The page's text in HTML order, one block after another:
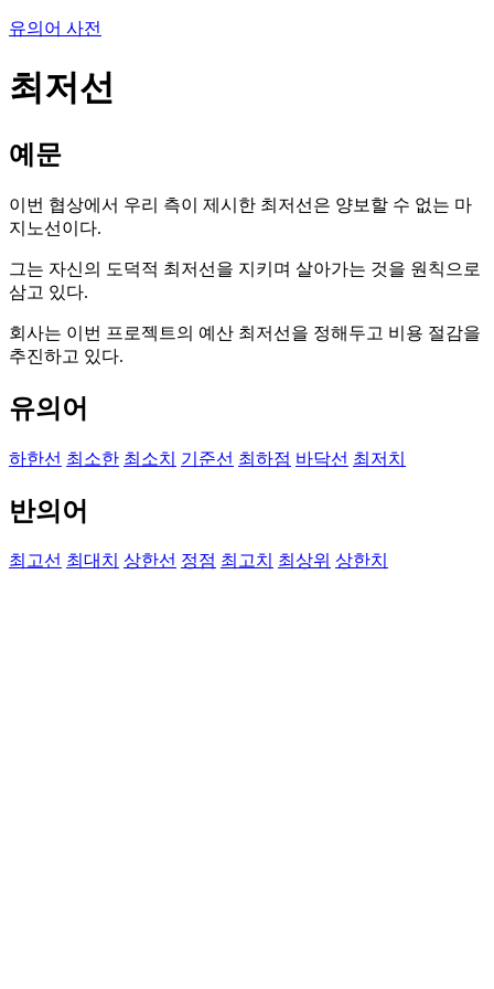
유의어 사전
최저선
예문
이번 협상에서 우리 측이 제시한 최저선은 양보할 수 없는 마
지노선이다.
그는 자신의 도덕적 최저선을 지키며 살아가는 것을 원칙으로
삼고 있다.
회사는 이번 프로젝트의 예산 최저선을 정해두고 비용 절감을
추진하고 있다.
유의어
하한선 최소한 최소치 기준선 최하점 바닥선 최저치
반의어
최고선 최대치 상한선 정점 최고치 최상위 상한치